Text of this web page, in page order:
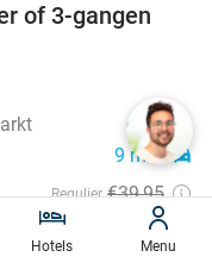
50%
of 3-gangen
8.6star
9 min.directions_car
Regulier €39,95
€19
Hotels Menu